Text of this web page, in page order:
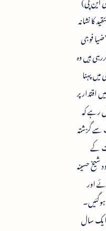
کا نشانہ
فوجی
ہیں وہ
پہنا
اقتدار پر
رہے کہ
سے گزشتہ
کے
شیخ حسینہ
اور
سال